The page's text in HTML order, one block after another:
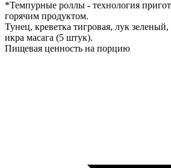
*Темпурные роллы - технология
горячим продуктом.
Тунец, креветка тигровая, лук
икра масага (5 штук).
Пищевая ценность на порцию